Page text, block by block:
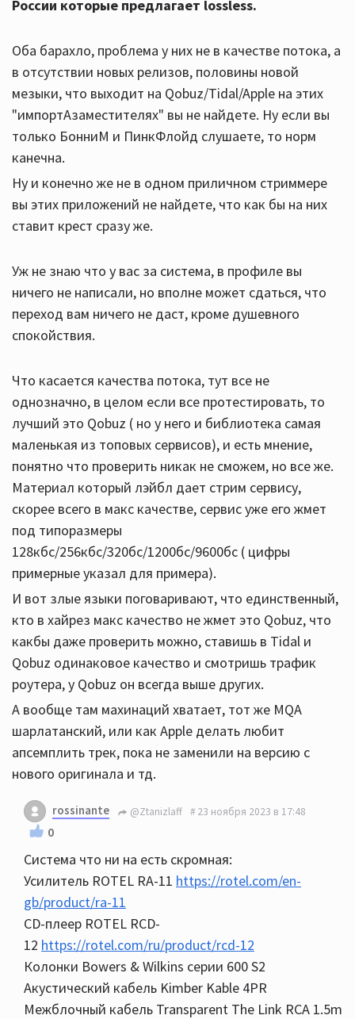
России которые предлагает lossless.
Оба барахло, проблема у них не в качестве потока, а
в отсутствии новых релизов, половины новой
мeзыки, что выходит на Qobuz/Tidal/Apple на этих
"импортАзаместителях" вы не найдете. Ну если вы
только БонниМ и ПинкФлойд слушаете, то норм
канечна.
Ну и конечно же не в одном приличном стриммере
вы этих приложений не найдете, что как бы на них
ставит крест сразу же.
Уж не знаю что у вас за система, в профиле вы
ничего не написали, но вполне может сдаться, что
переход вам ничего не даст, кроме душевного
спокойствия.
Что касается качества потока, тут все не
однозначно, в целом если все протестировать, то
лучший это Qobuz ( но у него и библиотека самая
маленькая из топовых сервисов), и есть мнение,
понятно что проверить никак не сможем, но все же.
Материал который лэйбл дает стрим сервису,
скорее всего в макс качестве, сервис уже его жмет
под типоразмеры
128кбс/256кбс/320бс/1200бс/9600бс ( цифры
примерные указал для примера).
И вот злые языки поговаривают, что единственный,
кто в хайрез макс качество не жмет это Qobuz, что
какбы даже проверить можно, ставишь в Tidal и
Qobuz одинаковое качество и смотришь трафик
роутера, у Qobuz он всегда выше других.
А вообще там махинаций хватает, тот же MQA
шарлатанский, или как Apple делать любит
апсемплить трек, пока не заменили на версию с
нового оригинала и тд.
rossinante @Ztanizlaff 23 ноября 2023 в 17:48
0
Система что ни на есть скромная:
Усилитель ROTEL RA-11 https://rotel.com/en-
gb/product/ra-11
CD-плеер ROTEL RCD-
12 https://rotel.com/ru/product/rcd-12
Колонки Bowers & Wilkins серии 600 S2
Акустический кабель Kimber Kable 4PR
Межблочный кабель Transparent The Link RCA 1.5m